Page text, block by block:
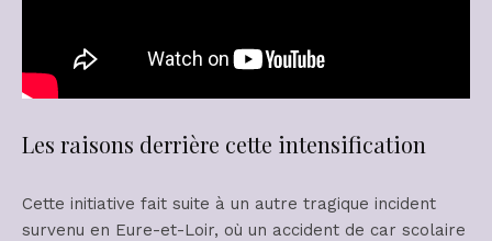
Les raisons derrière cette intensification
Cette initiative fait suite à un autre tragique incident
survenu en Eure-et-Loir, où un accident de car scolaire